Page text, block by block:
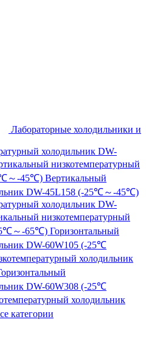
Лабораторные холодильники и
холодильник DW-
низкотемпературный
～-45℃) Вертикальный
DW-45L158 (-25℃～-45℃)
холодильник DW-
низкотемпературный
～-65℃) Горизонтальный
DW-60W105 (-25℃
холодильник
DW-60W308 (-25℃
холодильник
категории